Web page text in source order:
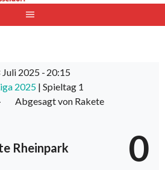
Juli 2025 - 20:15
2025 | Spieltag 1
Abgesagt von Rakete
Rheinpark 0